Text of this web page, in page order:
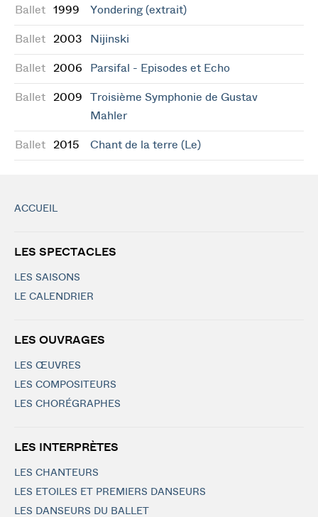
Ballet 1999 Yondering (extrait)
Ballet 2003 Nijinski
Ballet 2006 Parsifal - Episodes et Echo
Ballet 2009
Troisième Symphonie de Gustav
Mahler
Ballet 2015 Chant de la terre (Le)
ACCUEIL
LES SPECTACLES
LES SAISONS
LE CALENDRIER
LES OUVRAGES
LES ŒUVRES
LES COMPOSITEURS
LES CHORÉGRAPHES
LES INTERPRÈTES
LES CHANTEURS
LES ETOILES ET PREMIERS DANSEURS
LES DANSEURS DU BALLET